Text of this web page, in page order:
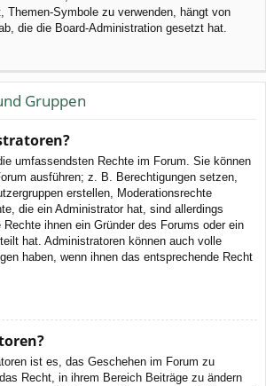
Themen-Symbole zu verwenden, hängt von
die die Board-Administration gesetzt hat.
Gruppen
umfassendsten Rechte im Forum. Sie können
ausführen; z. B. Berechtigungen setzen,
erstellen, Moderationsrechte
die ein Administrator hat, sind allerdings
ihnen ein Gründer des Forums oder ein
hat. Administratoren können auch volle
haben, wenn ihnen das entsprechende Recht
ist es, das Geschehen im Forum zu
Recht, in ihrem Bereich Beiträge zu ändern